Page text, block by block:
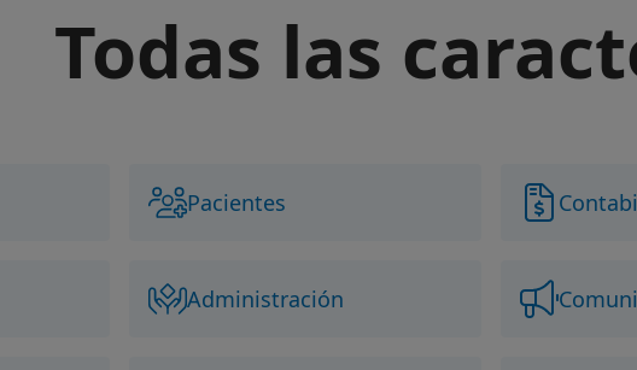
Todas las
Pacientes
Administración